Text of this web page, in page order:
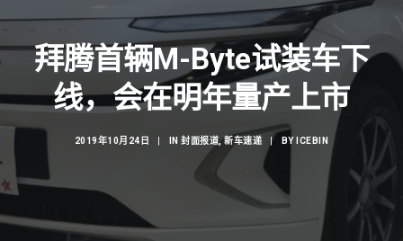
Search
拜腾首辆M-Byte试装车下
线，会在明年量产上市
2019年10月24日 IN封面报道,新车速递 | BY ICEBIN